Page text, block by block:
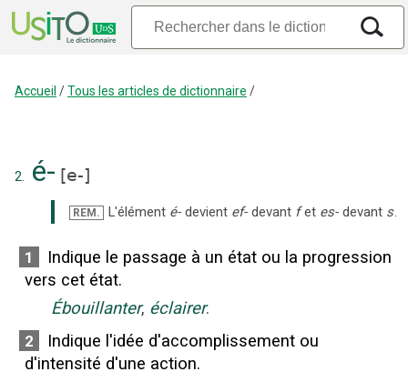
Accueil /Tous les articles de dictionnaire /
2. é- [e-]
REM. L'élément é- devient ef- devant f et es- devant s.
1
Indique le passage à un état ou la progression
vers cet état.
Ébouillanter, éclairer.
2
Indique l'idée d'accomplissement ou
d'intensité d'une action.